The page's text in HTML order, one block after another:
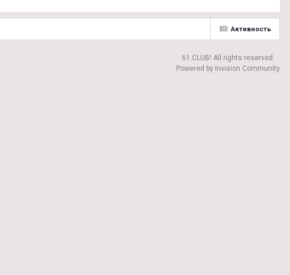
Активность
61.CLUB! All rights reserved.
Powered by Invision Community